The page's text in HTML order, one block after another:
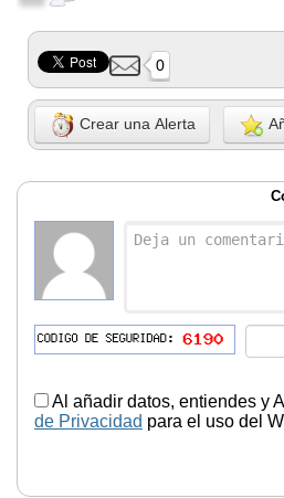
0
Crear una Alerta
Al añadir datos, entiendes y
de Privacidad para el uso del